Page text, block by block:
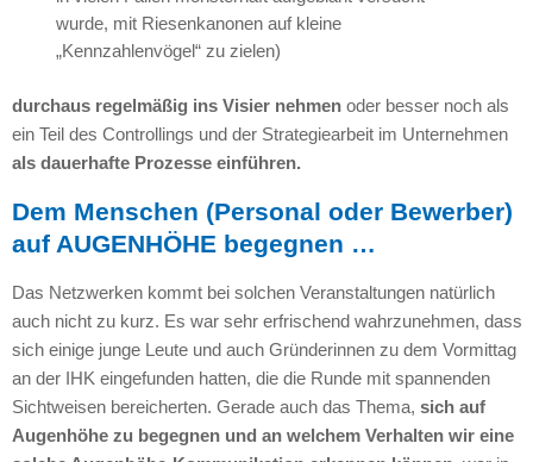
wurde, mit Riesenkanonen auf kleine
„Kennzahlenvögel“ zu zielen)
durchaus regelmäßig ins Visier nehmenoder besser noch als
ein Teil des Controllings und der Strategiearbeit im Unternehmen
als dauerhafte Prozesse einführen.
Dem Menschen (Personal oder Bewerber)
auf AUGENHÖHE begegnen …
Das Netzwerken kommt bei solchen Veranstaltungen natürlich
auch nicht zu kurz. Es war sehr erfrischend wahrzunehmen, dass
sich einige junge Leute und auch Gründerinnen zu dem Vormittag
an der IHK eingefunden hatten, die die Runde mit spannenden
Sichtweisen bereicherten. Gerade auch das Thema, sich auf
Augenhöhe zu begegnen und an welchem Verhalten wir eine